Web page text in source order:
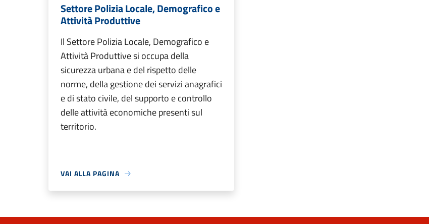
Settore Polizia Locale, Demografico e
Attività Produttive
Il Settore Polizia Locale, Demografico e
Attività Produttive si occupa della
sicurezza urbana e del rispetto delle
norme, della gestione dei servizi anagrafici
e di stato civile, del supporto e controllo
delle attività economiche presenti sul
territorio.
VAI ALLA PAGINA